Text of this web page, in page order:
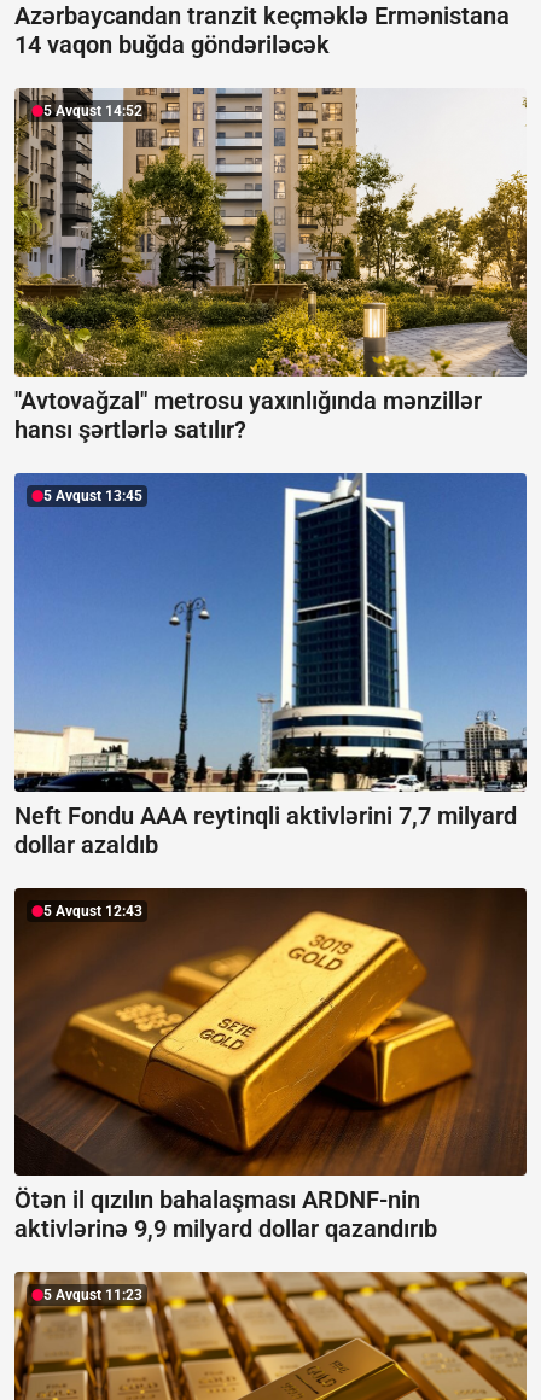
Azərbaycandan tranzit keçməklə Ermənistana
14 vaqon buğda göndəriləcək
5 Avqust 14:52
"Avtovağzal" metrosu yaxınlığında mənzillər
hansı şərtlərlə satılır?
5 Avqust 13:45
Neft Fondu AAA reytinqli aktivlərini 7,7 milyard
dollar azaldıb
5 Avqust 12:43
Ötən il qızılın bahalaşması ARDNF-nin
aktivlərinə 9,9 milyard dollar qazandırıb
5 Avqust 11:23